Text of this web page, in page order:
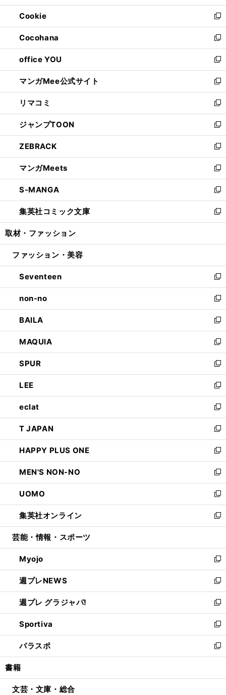
開
く
ウ
で
開
く
ン
ド
ウ
で
開
く
ウ
ィ
ン
ド
ウ
で
開
く
Cookie
新
し
い
ウ
ィ
ン
ド
ウ
で
開
く
Cocohana
新
し
い
ウ
ィ
ン
ド
ウ
で
開
く
office YOU
新
し
い
ウ
ィ
ン
ド
ウ
で
開
く
マンガMee公式サイト
新
し
い
ウ
ィ
ン
ド
ウ
で
開
く
リマコミ
新
し
い
ウ
ィ
ン
ド
ウ
で
開
く
ジャンプTOON
新
し
い
ウ
ィ
ン
ド
ウ
で
開
ZEBRACK
新
し
い
ウ
ィ
ン
ド
ウ
開
マンガMeets
新
し
い
ウ
ィ
ン
ウ
開
く
S-MANGA
新
し
い
ウ
ン
ウ
で
開
く
集英社コミック文庫
新
し
ウ
ン
ド
ウ
で
開
く
取材・ファッション
ファッション・美容
Seventeen
新
し
い
ウ
ィ
ン
ド
ウ
で
開
く
non-no
新
し
い
ウ
ィ
ン
ド
ウ
で
開
く
BAILA
新
し
い
ウ
ィ
ン
ド
ウ
で
開
く
MAQUIA
新
し
い
ウ
ィ
ン
ド
ウ
で
開
く
SPUR
新
し
い
ウ
ィ
ン
ド
ウ
で
開
く
LEE
新
し
い
ウ
ィ
ン
ド
ウ
で
開
く
eclat
新
し
い
ウ
ィ
ン
ド
ウ
で
開
く
T JAPAN
新
し
い
ウ
ィ
ン
ド
ウ
で
開
HAPPY PLUS ONE
新
し
い
ウ
ィ
ン
ド
ウ
開
く
MEN'S NON-NO
新
し
い
ウ
ィ
ン
ウ
で
開
く
UOMO
新
し
い
ウ
ン
ド
ウ
で
開
く
集英社オンライン
新
し
ウ
ィ
ン
ド
ウ
で
開
く
芸能・情報・スポーツ
Myojo
新
し
い
ウ
ィ
ン
ド
ウ
で
開
週プレNEWS
新
し
い
ウ
ィ
ン
ド
ウ
開
週プレ グラジャパ!
新
し
い
ウ
ィ
ン
ウ
Sportiva
新
し
い
ウ
ン
パラスポ
新
し
ウ
書籍
文芸・文庫・総合